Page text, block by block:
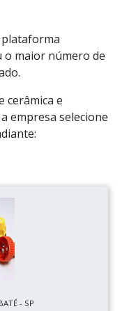
plataforma
o maior número de
cerâmica e
empresa selecione
- SP